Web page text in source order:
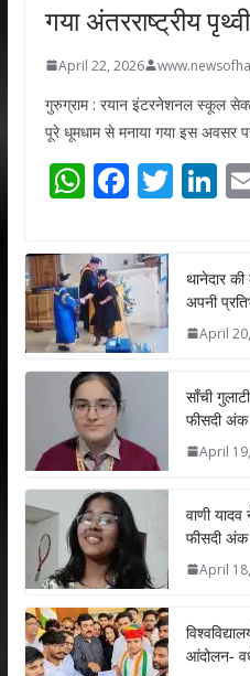
गया अंतरराष्ट्रीय
April 22, 2026
गुरुग्राम : रयान इंटरनेशनल स्कूल
पूरे धूमधाम से मनाया गया इस अवसर
W
at
s
A
p
p
F
e
b
o
o
T
er
Li
e
dI
थानेदार
अपनी
April
साँची
फीसदी अंक
April
वाणी
फीसदी अंक
April
आंदोलन-